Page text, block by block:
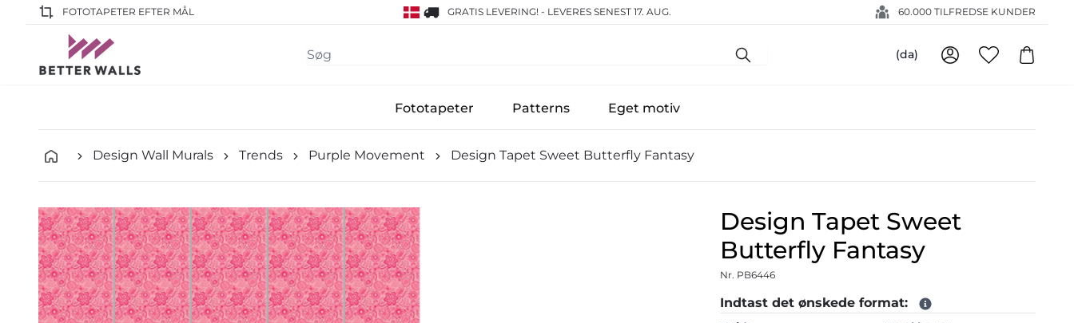
FOTOTAPETER EFTER MÅL GRATIS LEVERING! - LEVERES SENEST 17. AUG. 60.000 TILFREDSE KUNDER
(da)
Fototapeter Patterns Eget motiv
Design Wall Murals Trends Purple Movement Design Tapet Sweet Butterfly Fantasy
Design Tapet Sweet
Butterfly Fantasy
Nr. PB6446
Indtast det ønskede format: